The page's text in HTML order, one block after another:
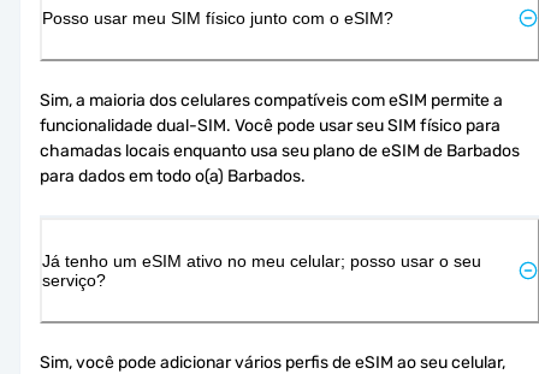
Posso usar meu SIM físico junto com o eSIM?
Sim, a maioria dos celulares compatíveis com eSIM permite a
funcionalidade dual-SIM. Você pode usar seu SIM físico para
chamadas locais enquanto usa seu plano de eSIM de Barbados
para dados em todo o(a) Barbados.
Já tenho um eSIM ativo no meu celular; posso usar o seu
serviço?
Sim, você pode adicionar vários perfis de eSIM ao seu celular,